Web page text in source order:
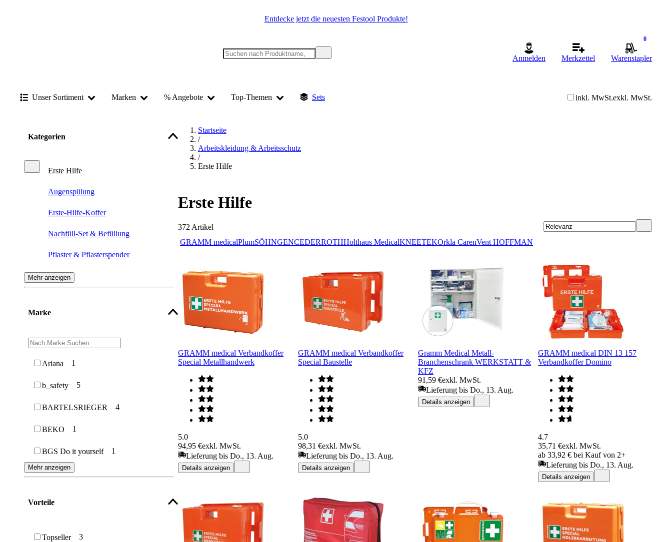
Entdecke jetzt die neuesten Festool Produkte!
Anmelden Merkzettel
0
Warenstapler
Unser Sortiment Marken % Angebote Top-Themen Sets inkl. MwSt.exkl. MwSt.
Kategorien
Erste Hilfe
Augenspülung
Erste-Hilfe-Koffer
Nachfüll-Set & Befüllung
Pflaster & Pflasterspender
Verbandtasche, Verbandkasten &
Verbandkastenhalterung
Verbandschrank
Mehr anzeigen
Marke
Ariana 1
b_safety 5
BARTELSRIEGER 4
BEKO 1
BGS Do it yourself 1
Mehr anzeigen
Vorteile
Topseller 3
Startseite
/
Arbeitskleidung & Arbeitsschutz
/
Erste Hilfe
Erste Hilfe
372 Artikel
GRAMM medicalPlumSÖHNGENCEDERROTHHolthaus MedicalKNEETEKOrkla CarenVent HOFFMAN
GRAMM medical Verbandkoffer
Special Metallhandwerk
5.0
94,95 €exkl. MwSt.
Lieferung bis Do., 13. Aug.
Details anzeigen
GRAMM medical Verbandkoffer
Special Baustelle
5.0
98,31 €exkl. MwSt.
Lieferung bis Do., 13. Aug.
Details anzeigen
Gramm Medical Metall-
Branchenschrank WERKSTATT &
KFZ
91,59 €exkl. MwSt.
Lieferung bis Do., 13. Aug.
Details anzeigen
GRAMM medical DIN 13 157
Verbandkoffer Domino
4.7
35,71 €exkl. MwSt.
ab 33,92 € bei Kauf von 2+
Lieferung bis Do., 13. Aug.
Details anzeigen